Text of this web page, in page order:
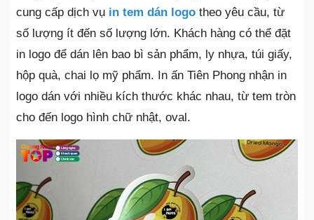
cung cấp dịch vụ in tem dán logo theo yêu cầu, từ
số lượng ít đến số lượng lớn. Khách hàng có thể đặt
in logo để dán lên bao bì sản phẩm, ly nhựa, túi giấy,
hộp quà, chai lọ mỹ phẩm. In ấn Tiên Phong nhận in
logo dán với nhiều kích thước khác nhau, từ tem tròn
cho đến logo hình chữ nhật, oval.